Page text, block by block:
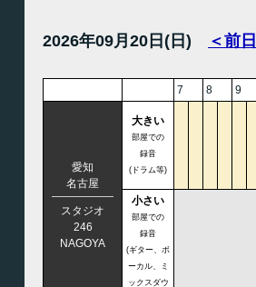
2026年09月20日(日) ＜前日
7 8 9
愛知
名古屋
スタジオ
246
NAGOYA
大きい
部屋での
録音
(ドラム等)
小さい
部屋での
録音
(ギター、ボ
ーカル、ミ
ックスダウ